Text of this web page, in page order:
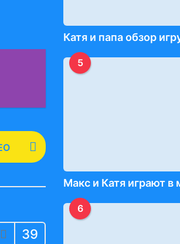
39
Катя и папа обзор
5
Макс и Катя играют
6